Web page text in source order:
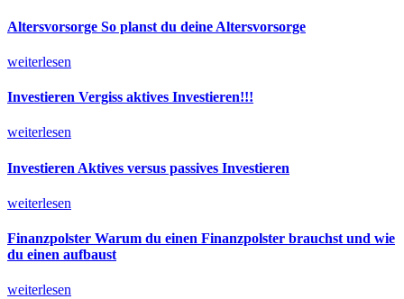
Altersvorsorge So planst du deine Altersvorsorge
weiterlesen
Investieren Vergiss aktives Investieren!!!
weiterlesen
Investieren Aktives versus passives Investieren
weiterlesen
Finanzpolster Warum du einen Finanzpolster brauchst und wie
du einen aufbaust
weiterlesen